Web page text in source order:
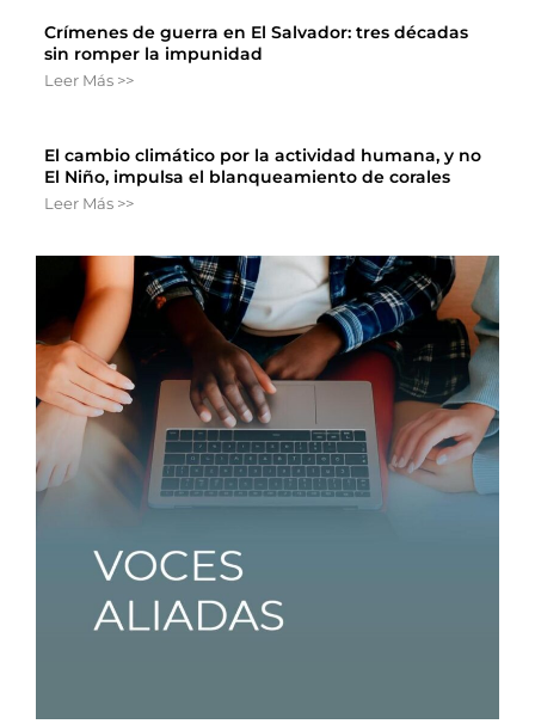
Crímenes de guerra en El Salvador: tres décadas
sin romper la impunidad
Leer Más >>
El cambio climático por la actividad humana, y no
El Niño, impulsa el blanqueamiento de corales
Leer Más >>